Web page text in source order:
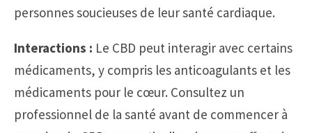
personnes soucieuses de leur santé cardiaque.
Interactions : Le CBD peut interagir avec certains
médicaments, y compris les anticoagulants et les
médicaments pour le cœur. Consultez un
professionnel de la santé avant de commencer à